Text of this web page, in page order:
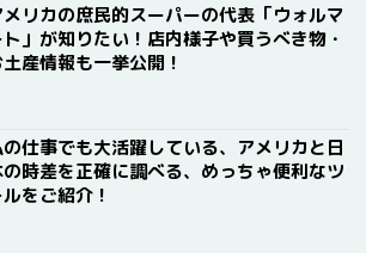
メリカの庶民的スーパーの代表「ウォルマ
ト」が知りたい！店内様子や買うべき物・
産情報も一挙公開！
仕事でも大活躍している、アメリカと日
時差を正確に調べる、めっちゃ便利なツ
をご紹介！